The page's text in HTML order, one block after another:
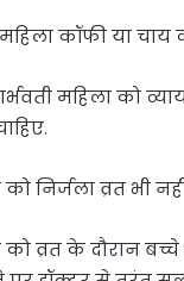
महिला कॉफी या
महिला को
निर्जला व्रत भी
को व्रत के दौरान